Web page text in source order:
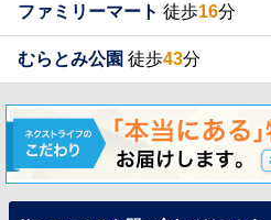
ファミリーマート 徒歩16分
むらとみ公園 徒歩43分